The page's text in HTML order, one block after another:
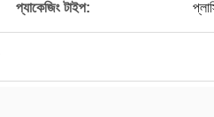
প্যাকেজিং টাইপ: